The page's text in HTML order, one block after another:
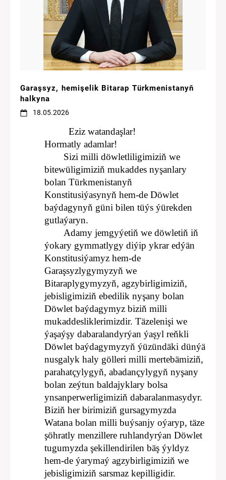
Garaşsyz, hemişelik Bitarap Türkmenistanyň
halkyna
18.05.2026
Eziz watandaşlar!
Hormatly adamlar!
Sizi milli döwletliligimiziň we
bitewüligimiziň mukaddes nyşanlary
bolan Türkmenistanyň
Konstitusiýasynyň hem-de Döwlet
baýdagynyň güni bilen tüýs ýürekden
gutlaýaryn.
Adamy jemgyýetiň we döwletiň iň
ýokary gymmatlygy diýip ykrar edýän
Konstitusiýamyz hem-de
Garaşsyzlygymyzyň we
Bitaraplygymyzyň, agzybirligimiziň,
jebisligimiziň ebedilik nyşany bolan
Döwlet baýdagymyz biziň milli
mukaddesliklerimizdir. Täzelenişi we
ýaşaýşy dabaralandyrýan ýaşyl reňkli
Döwlet baýdagymyzyň ýüzündäki dünýä
nusgalyk haly gölleri milli mertebämiziň,
parahatçylygyň, abadançylygyň nyşany
bolan zeýtun baldajyklary bolsa
ynsanperwerligimiziň dabaralanmasydyr.
Biziň her birimiziň gursagymyzda
Watana bolan milli buýsanjy oýaryp, täze
şöhratly menzillere ruhlandyrýan Döwlet
tugumyzda şekillendirilen bäş ýyldyz
hem-de ýarymaý agzybirligimiziň we
jebisligimiziň sarsmaz kepilligidir.